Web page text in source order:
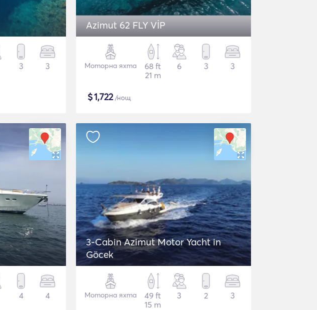
3 3
Azimut 62 FLY VİP
Моторна яхта
68 ft
21 m
6 3 3
$1,722/нощ
4 4
3-Cabin Azimut Motor Yacht in
Göcek
Моторна яхта
49 ft
15 m
3 2 3